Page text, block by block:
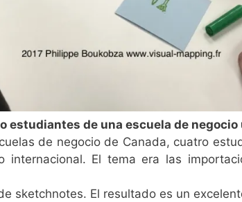
estudiantes de una escuela de
de negocio de Canada, cuatro
El tema era las
sketchnotes. El resultado es un